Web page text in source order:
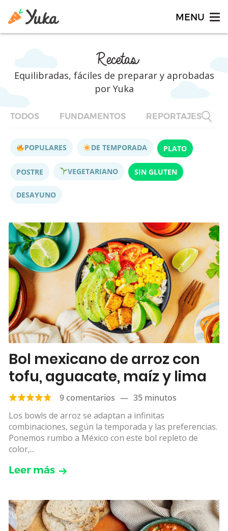
Recetas
Equilibradas, fáciles de preparar y aprobadas
por Yuka
TODOS FUNDAMENTOS REPORTAJES
POPULARES DE TEMPORADA PLATO
POSTRE VEGETARIANO SIN GLUTEN
DESAYUNO
Bol mexicano de arroz con
tofu, aguacate, maíz y lima
9 comentarios — 35 minutos
Los bowls de arroz se adaptan a infinitas
combinaciones, según la temporada y las preferencias.
Ponemos rumbo a México con este bol repleto de
color,...
Leer más